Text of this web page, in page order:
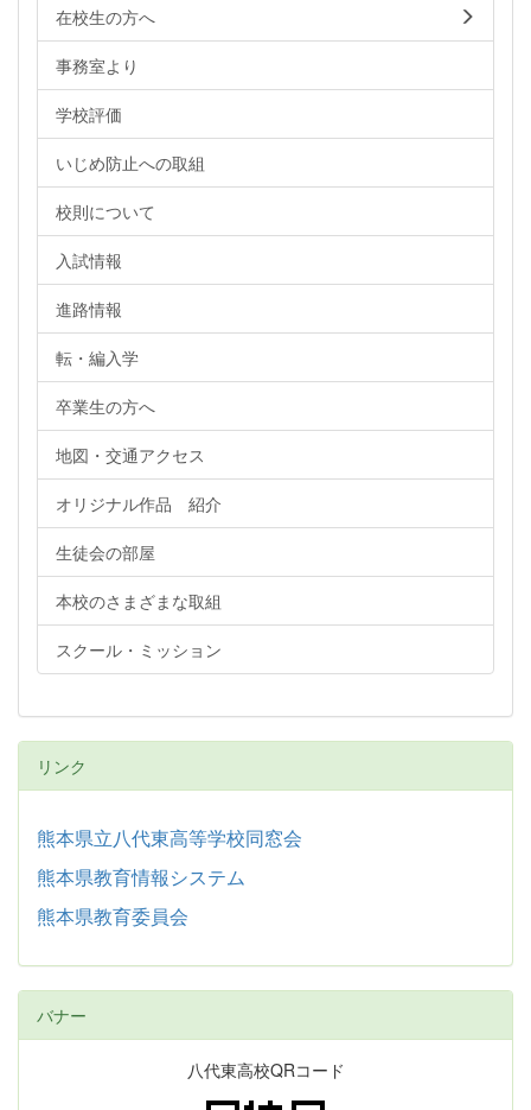
在校生の方へ
事務室より
学校評価
いじめ防止への取組
校則について
入試情報
進路情報
転・編入学
卒業生の方へ
地図・交通アクセス
オリジナル作品 紹介
生徒会の部屋
本校のさまざまな取組
スクール・ミッション
リンク
熊本県立八代東高等学校同窓会
熊本県教育情報システム
熊本県教育委員会
バナー
八代東高校QRコード